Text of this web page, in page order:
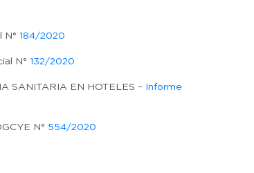
N° 184/2020
N° 132/2020
SANITARIA EN HOTELES – Informe
N° 554/2020